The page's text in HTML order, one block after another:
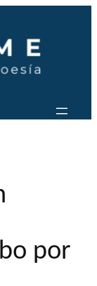
por